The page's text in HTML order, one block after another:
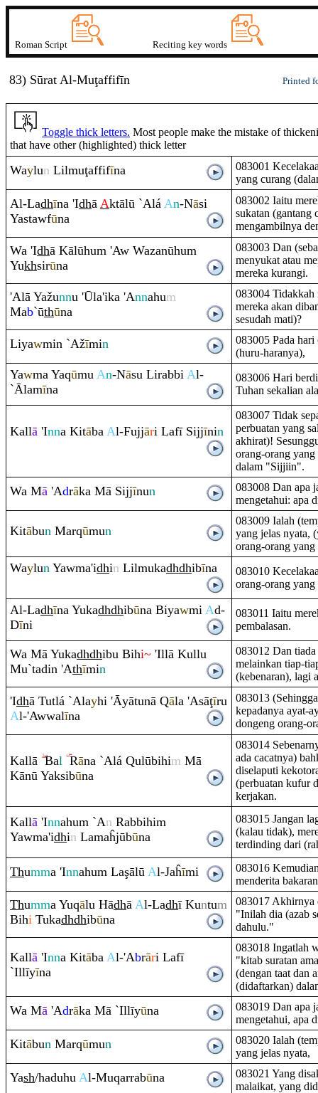
Roman Script Reciting key words
83) Sūrat Al-Muţaffifīn Printed
Toggle thick letters. Most people make the mistake of
that have other (highlighted) thick letter
Waylun Lilmuţaffifīna
083001
yang curang
Al-Ladhīna 'Idhā Aktālū `Alá An-Nāsi
Yastawfūna
083002 Iaitu
sukatan (gantang
mengambilnya
Wa 'Idhā Kālūhum 'Aw Wazanūhum
Yukhsirūna
083003 Dan
menyukat atau
mereka kurangi.
'Alā Yažunnu 'Ūla'ika 'Annahum
Mab`ūthūna
083004 Tidakkah
mereka akan
sesudah mati)?
Liyawmin `Ažīmin
083005 Pada hari
(huru-haranya),
Yawma Yaqūmu An-Nāsu Lirabbi Al-
`Ālamīna
083006 Hari
Tuhan sekalian
Kallā 'Inna Kitāba Al-Fujjāri Lafī Sijjīnin
083007 Tidak
perbuatan yang
akhirat)!
orang-orang
dalam "Sijjiin".
Wa Mā 'Adrāka Mā Sijjīnun
083008 Dan apa
mengetahui: apa
Kitābun Marqūmun
083009 Ialah
yang jelas nyata,
orang-orang yang
Waylun Yawma'idhin Lilmukadhdhibīna
083010
orang-orang yang
Al-Ladhīna Yukadhdhibūna Biyawmi Ad-
Dīni
083011 Iaitu
pembalasan.
Wa Mā Yukadhdhibu Bihi~ 'Illā Kullu
Mu`tadin 'Athīmin
083012 Dan
melainkan tiap-
(kebenaran), lagi
'Idhā Tutlá `Alayhi 'Āyātunā Qāla 'Asāţīru
Al-'Awwalīna
083013
kepadanya ayat-
dongeng orang-
Kallā Bal Rāna `Alá Qulūbihim Mā
Kānū Yaksibūna
083014
ada cacatnya)
diselaputi
(perbuatan kufur
kerjakan.
Kallā 'Innahum `An Rabbihim
Yawma'idhin Lamaĥjūbūna
083015 Jangan
(kalau tidak),
terdinding dari
Thumma 'Innahum Laşālū Al-Jaĥīmi
083016
menderita
Thumma Yuqālu Hādhā Al-Ladhī Kuntum
Bihi Tukadhdhibūna
083017 Akhirnya
"Inilah dia (azab
dahulu."
Kallā 'Inna Kitāba Al-'Abrāri Lafī
`Illīyīna
083018 Ingatlah
"kitab suratan
(dengan taat dan
(didaftarkan)
Wa Mā 'Adrāka Mā `Illīyūna
083019 Dan apa
mengetahui, apa
Kitābun Marqūmun
083020 Ialah
yang jelas nyata,
Yash/haduhu Al-Muqarrabūna
083021 Yang
malaikat, yang